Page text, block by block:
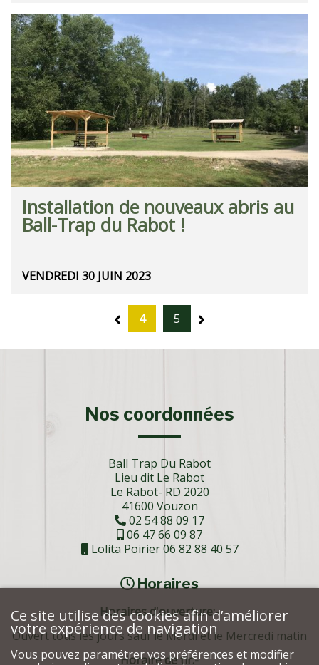
Installation de nouveaux abris au
Ball-Trap du Rabot !
VENDREDI 30 JUIN 2023
4 5
Nos coordonnées
Ball Trap Du Rabot
Lieu dit Le Rabot
Le Rabot- RD 2020
41600 Vouzon
02 54 88 09 17
06 47 66 09 87
Lolita Poirier 06 82 88 40 57
Horaires
Horaires d'ouverture:-
Ouvert tous les jours sauf le Mardi et le Mercredi matin
Horaire de tir:-
Ce site utilise des cookies afin d’améliorer
votre expérience de navigation
Vous pouvez paramétrer vos préférences et modifier